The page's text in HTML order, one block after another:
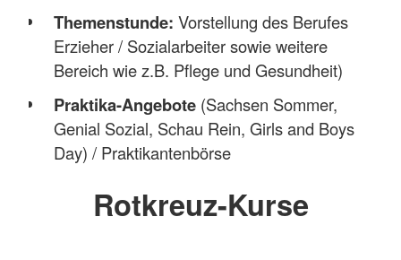
Themenstunde: Vorstellung des Berufes
Erzieher / Sozialarbeiter sowie weitere
Bereich wie z.B. Pflege und Gesundheit)
Praktika-Angebote(Sachsen Sommer,
Genial Sozial, Schau Rein, Girls and Boys
Day) / Praktikantenbörse
Wasserwacht, Team Sozial,
Rotkreuz-Kurse